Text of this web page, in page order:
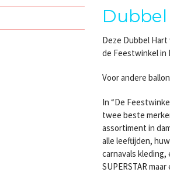
Deze Dubbel
de Feestwinkel in
Voor andere
In “De
twee beste
assortiment in
alle leeftijden,
carnavals kleding,
SUPERSTAR